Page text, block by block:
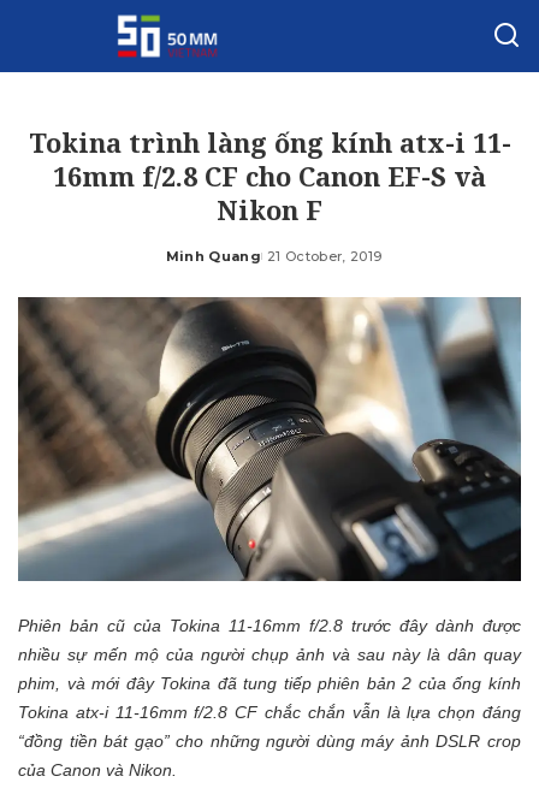
Tokina trình làng ống kính atx-i 11-
16mm f/2.8 CF cho Canon EF-S và
Nikon F
Posted
Minh Quang 21 October, 2019
Phiên bản cũ của Tokina 11-16mm f/2.8 trước đây dành được
nhiều sự mến mộ của người chụp ảnh và sau này là dân quay
phim, và mới đây Tokina đã tung tiếp phiên bản 2 của ống kính
Tokina atx-i 11-16mm f/2.8 CF chắc chắn vẫn là lựa chọn đáng
“đồng tiền bát gạo” cho những người dùng máy ảnh DSLR crop
của Canon và Nikon.